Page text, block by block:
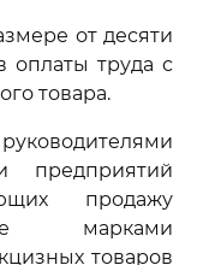
от десяти
оплаты труда с
товара.
предприятий
продажу
марками
товаров